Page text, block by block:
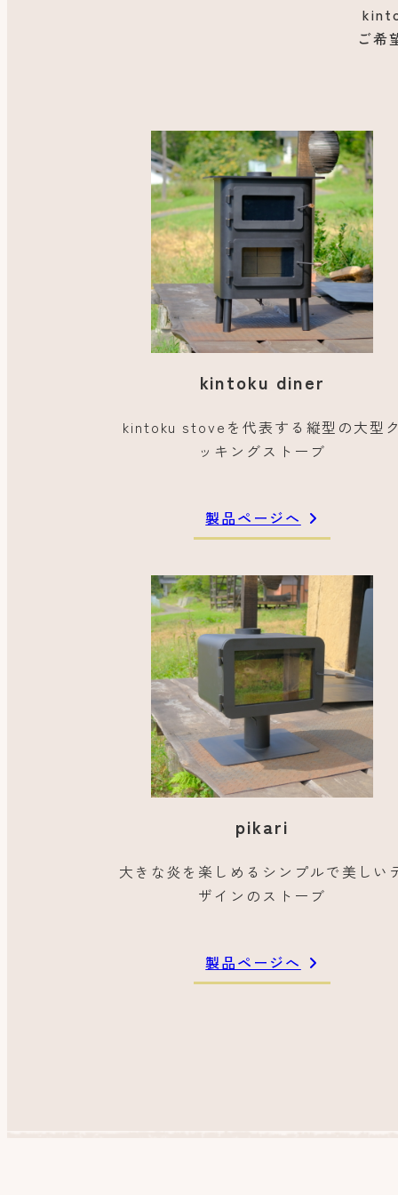
ご希
kintoku diner
kintoku stoveを代表する縦型の大型
ッキングストーブ
製品ページへ
pikari
大きな炎を楽しめるシンプルで美しい
ザインのストーブ
製品ページへ